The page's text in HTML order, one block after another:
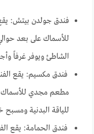
فندق جولدن بيتش:
الشاطئ ويوفر غرفاً
مطعم مجدي
للياقة البدنية ومسبح